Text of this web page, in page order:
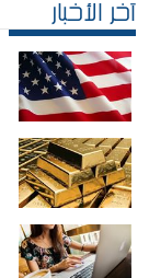
آخر الأخبار